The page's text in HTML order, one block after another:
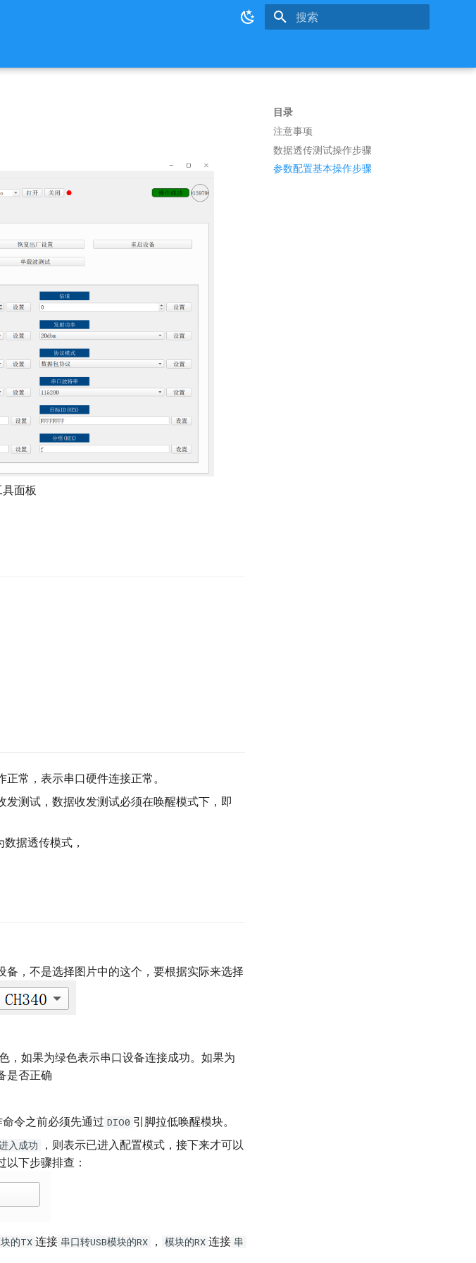
目录
注意事项
数据透传测试操作步骤
参数配置基本操作步骤
面板
常，表示串口硬件连接正常。
测试，数据收发测试必须在唤醒模式下，即
据透传模式，
，不是选择图片中的这个，要根据实际来选择
，如果为绿色表示串口设备连接成功。如果为
是否正确
令之前必须先通过 DIO0 引脚拉低唤醒模块。
入成功
，则表示已进入配置模式，接下来才可以
下步骤排查：
的TX 连接 串口转USB模块的RX ， 模块的RX 连接 串